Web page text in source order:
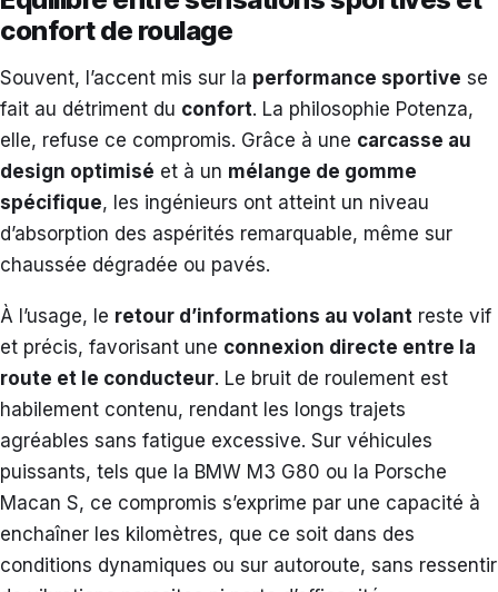
confort de roulage
Souvent, l’accent mis sur la performance sportive se
fait au détriment du confort. La philosophie Potenza,
elle, refuse ce compromis. Grâce à une carcasse au
design optimisé et à un mélange de gomme
spécifique, les ingénieurs ont atteint un niveau
d’absorption des aspérités remarquable, même sur
chaussée dégradée ou pavés.
À l’usage, le retour d’informations au volant reste vif
et précis, favorisant une connexion directe entre la
route et le conducteur. Le bruit de roulement est
habilement contenu, rendant les longs trajets
agréables sans fatigue excessive. Sur véhicules
puissants, tels que la BMW M3 G80 ou la Porsche
Macan S, ce compromis s’exprime par une capacité à
enchaîner les kilomètres, que ce soit dans des
conditions dynamiques ou sur autoroute, sans ressentir